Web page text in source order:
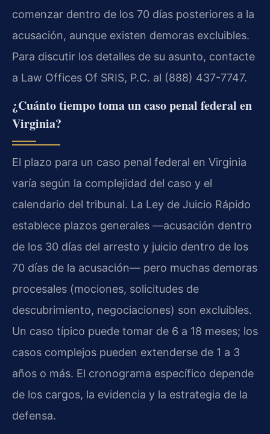
comenzar dentro de los 70 días posteriores a la
acusación, aunque existen demoras excluibles.
Para discutir los detalles de su asunto, contacte
a Law Offices Of SRIS, P.C. al (888) 437-7747.
¿Cuánto tiempo toma un caso penal federal en
Virginia?
El plazo para un caso penal federal en Virginia
varía según la complejidad del caso y el
calendario del tribunal. La Ley de Juicio Rápido
establece plazos generales —acusación dentro
de los 30 días del arresto y juicio dentro de los
70 días de la acusación— pero muchas demoras
procesales (mociones, solicitudes de
descubrimiento, negociaciones) son excluibles.
Un caso típico puede tomar de 6 a 18 meses; los
casos complejos pueden extenderse de 1 a 3
años o más. El cronograma específico depende
de los cargos, la evidencia y la estrategia de la
defensa.